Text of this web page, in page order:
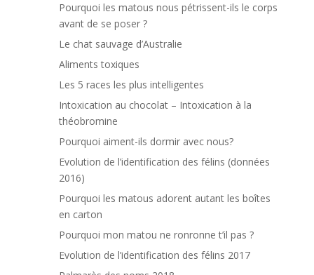
Pourquoi les matous nous pétrissent-ils le corps
avant de se poser ?
Le chat sauvage d’Australie
Aliments toxiques
Les 5 races les plus intelligentes
Intoxication au chocolat – Intoxication à la
théobromine
Pourquoi aiment-ils dormir avec nous?
Evolution de l’identification des félins (données
2016)
Pourquoi les matous adorent autant les boîtes
en carton
Pourquoi mon matou ne ronronne t’il pas ?
Evolution de l’identification des félins 2017